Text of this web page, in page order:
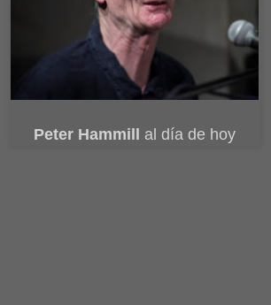
Peter Hammill al día de hoy